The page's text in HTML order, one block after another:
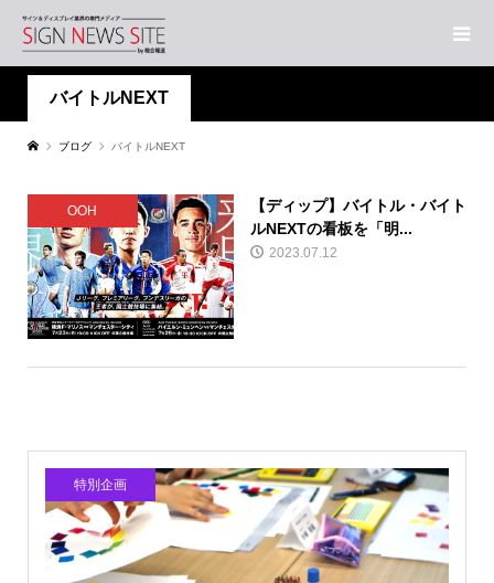
バイトルNEXT
ブログ バイトルNEXT
OOH
【ディップ】バイトル・バイト
ルNEXTの看板を「明...
2023.07.12
特別企画